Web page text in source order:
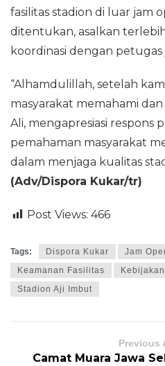
fasilitas stadion di luar jam
ditentukan, asalkan
koordinasi dengan
“Alhamdulillah, setelah
masyarakat memahami
Ali, mengapresiasi respons
pemahaman masyarakat
dalam menjaga kualitas
(Adv/Dispora Kukar/tr)
Post Views: 466
Tags: Dispora Kukar
Jam
Keamanan Fasilitas
Stadion Aji Imbut
Previous
Camat Muara Jawa